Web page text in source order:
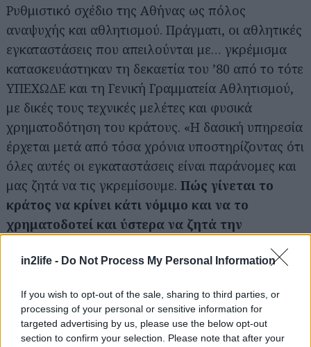
in2life - Do Not Process My Personal Information
If you wish to opt-out of the sale, sharing to third parties, or
processing of your personal or sensitive information for
targeted advertising by us, please use the below opt-out
section to confirm your selection. Please note that after your
Ρυθμιστικό σχέδιο της Αθήνας ως πόλος
αναψυχής και αθλητισμού. Πράγματι, οι αθλητικές
εγκαταστάσεις που απειλούνται με… γκρέμισμα
κατασκευάστηκαν τη δεκαετία του ’80 από το τότε
ΥΠΕΧΩΔΕ και τη Γενική Γραμματεία Αθλητισμού,
με δικές τους τεχνικές μελέτες και φυσικά
χρηματοδότηση του κράτους. «Η δασική υπηρεσία
έρχεται μετά από τόσα χρόνια υποστηρίζοντας ότι
όλες αυτές οι εγκαταστάσεις είναι παράνομες και
μας ζητά να τις γκρεμίσουμε. Πώς γίνεται το
κράτος να κρίνει κάτι νόμιμο και να το
χρηματοδοτεί και ύστερα να ζητά την
Πρωτονοτάριος.
Ενδεικτικό του όλου παραλογισμού, είναι το
γεγονός πως κατά τη διάρκεια των Ολυμπιακών
Αγώνων του 2004 το κολυμβητήριο του άλσους
για...